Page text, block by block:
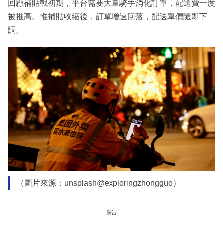
回顧補貼戰初期，平台需要大量騎手消化訂單，配送費一度
被推高。惟補貼收縮後，訂單增速回落，配送單價隨即下
調。
（圖片來源：unsplash@exploringzhongguo）
廣告